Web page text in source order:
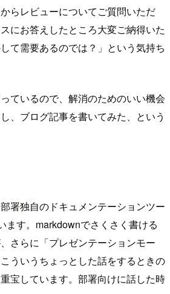
らレビューについてご質問いただ
にお答えしたところ大変ご納得いた
て需要あるのでは？」という気持ち
ているので、解消のためのいい機会
、ブログ記事を書いてみた、という
署独自のドキュメンテーションツー
ます。markdownでさくさく書ける
さらに「プレゼンテーションモー
ういうちょっとした話をするときの
宝しています。部署向けに話した時